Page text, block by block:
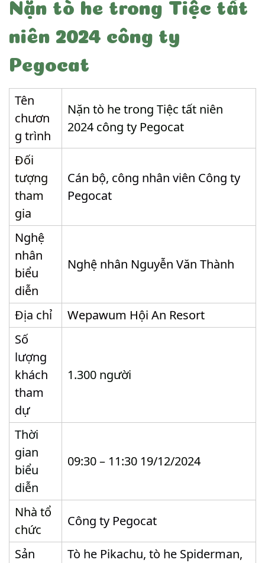
Nặn tò he trong Tiệc tất
niên 2024 công ty
Pegocat
Tên
chươn
g trình
Nặn tò he trong Tiệc tất niên
2024 công ty Pegocat
Đối
tượng
tham
gia
Cán bộ, công nhân viên Công ty
Pegocat
Nghệ
nhân
biểu
diễn
Nghệ nhân Nguyễn Văn Thành
Địa chỉ
Wepawum Hội An Resort
Số
lượng
khách
tham
dự
1.300 người
Thời
gian
biểu
diễn
09:30 – 11:30 19/12/2024
Nhà tổ
chức
Công ty Pegocat
Sản
Tò he Pikachu, tò he Spiderman,